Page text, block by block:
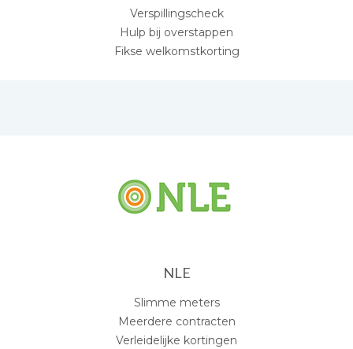
Verspillingscheck
Hulp bij overstappen
Fikse welkomstkorting
NLE
Slimme meters
Meerdere contracten
Verleidelijke kortingen